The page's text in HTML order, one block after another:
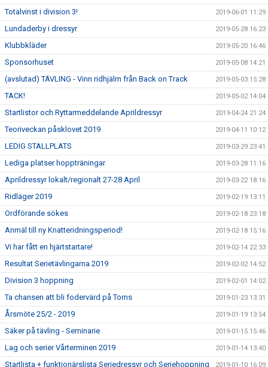
Totalvinst i division 3! 2019-06-01 11:29
Lundaderby i dressyr 2019-05-28 16:23
Klubbkläder 2019-05-20 16:46
Sponsorhuset 2019-05-08 14:21
(avslutad) TÄVLING - Vinn ridhjälm från Back on Track 2019-05-03 15:28
TACK! 2019-05-02 14:04
Startlistor och Ryttarmeddelande Aprildressyr 2019-04-24 21:24
Teoriveckan påsklovet 2019 2019-04-11 10:12
LEDIG STALLPLATS 2019-03-29 23:41
Lediga platser hoppträningar 2019-03-28 11:16
Aprildressyr lokalt/regionalt 27-28 April 2019-03-22 18:16
Ridläger 2019 2019-02-19 13:11
Ordförande sökes 2019-02-18 23:18
Anmäl till ny Knatteridningsperiod! 2019-02-18 15:16
Vi har fått en hjärtstartare! 2019-02-14 22:33
Resultat Serietävlingarna 2019 2019-02-02 14:52
Division 3 hoppning 2019-02-01 14:02
Ta chansen att bli fodervärd på Torns 2019-01-23 13:31
Årsmöte 25/2 - 2019 2019-01-19 13:54
Säker på tävling - Seminarie 2019-01-15 15:46
Lag och serier Vårterminen 2019 2019-01-14 13:40
Startlista + funktionärslista Seriedressyr och Seriehoppning 2019-01-10 16:09